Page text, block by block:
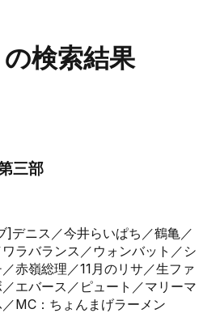
の検索結果
三部
]デニス／今井らいぱち／鶴亀／
ラバランス／ウォンバット／シ
赤嶺総理／11月のリサ／生ファ
エバース／ピュート／マリーマ
MC：ちょんまげラーメン